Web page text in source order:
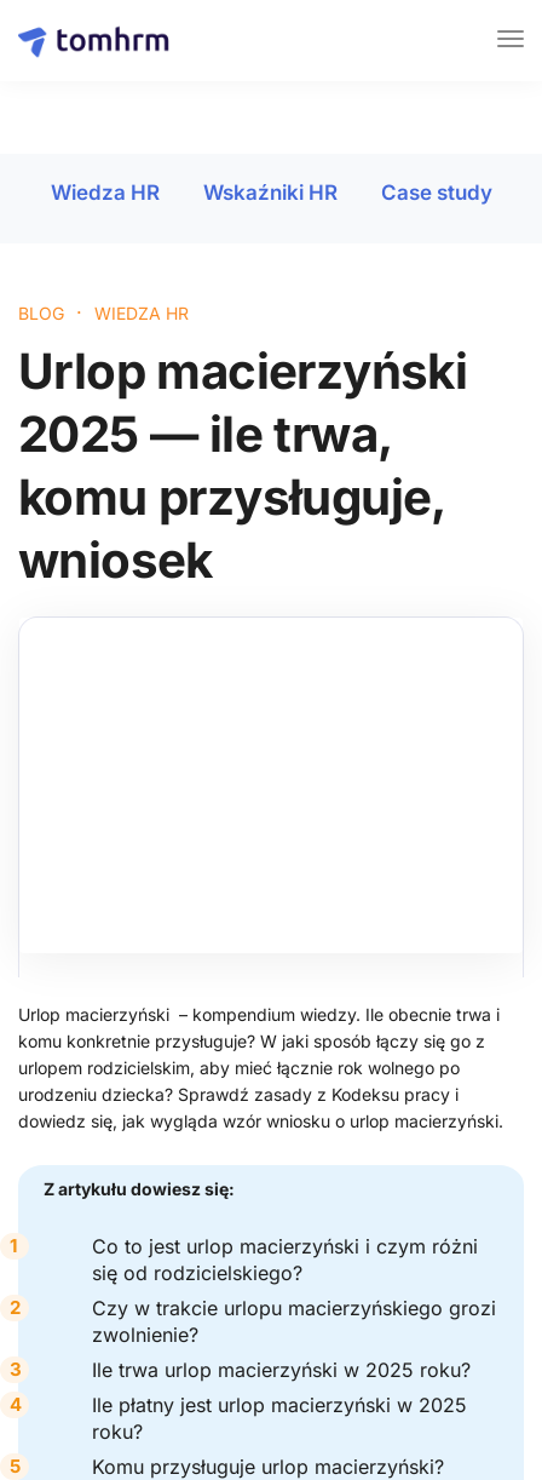
Wiedza HR Wskaźniki HR Case study
BLOG · WIEDZA HR
Urlop macierzyński
2025 — ile trwa,
komu przysługuje,
wniosek
Urlop macierzyński – kompendium wiedzy. Ile obecnie trwa i
komu konkretnie przysługuje? W jaki sposób łączy się go z
urlopem rodzicielskim, aby mieć łącznie rok wolnego po
urodzeniu dziecka? Sprawdź zasady z Kodeksu pracy i
dowiedz się, jak wygląda wzór wniosku o urlop macierzyński.
Z artykułu dowiesz się:
Co to jest urlop macierzyński i czym różni
się od rodzicielskiego?
Czy w trakcie urlopu macierzyńskiego grozi
zwolnienie?
Ile trwa urlop macierzyński w 2025 roku?
Ile płatny jest urlop macierzyński w 2025
roku?
Komu przysługuje urlop macierzyński?